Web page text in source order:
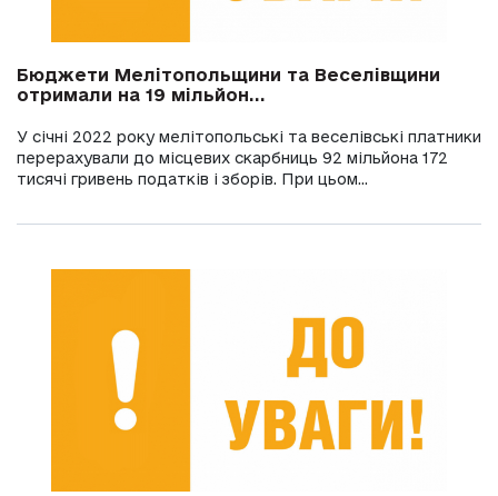
Бюджети Мелітопольщини та Веселівщини
отримали на 19 мільйон...
У січні 2022 року мелітопольські та веселівські платники
перерахували до місцевих скарбниць 92 мільйона 172
тисячі гривень податків і зборів. При цьом...